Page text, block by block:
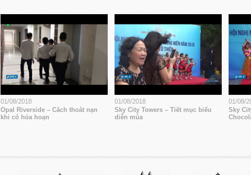
01/08/2018
Opal Riverside – Cách thoát nạn
khi có hỏa hoạn
01/08/2018
Sky City Towers – Tiết mục biểu
diễn múa
01/08/
Sky